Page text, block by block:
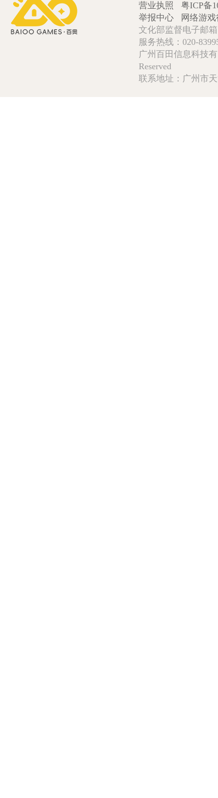
营业执照
粤ICP备
举报中心
网络游
文化部监督电子邮
服务热线：020-
广州百田信息科技
Reserved
联系地址：广州市